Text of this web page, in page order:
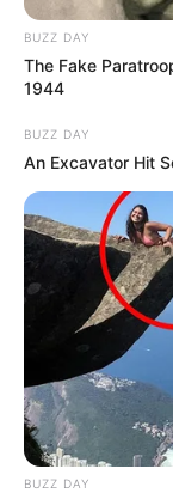
BUZZ DAY
The Fake
1944
BUZZ DAY
An Excavator Hit
BUZZ DAY